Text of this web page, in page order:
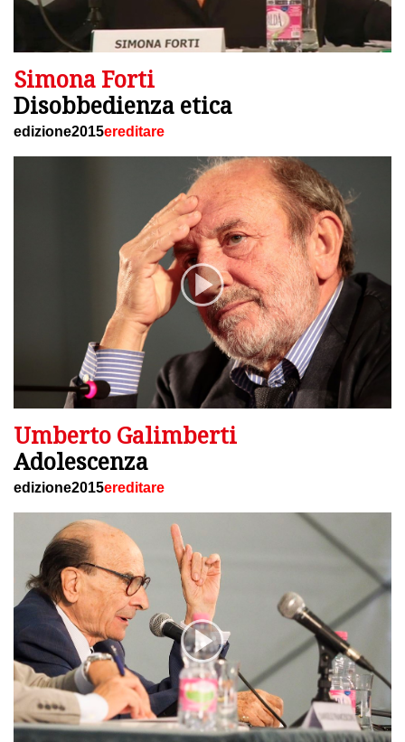
Simona Forti
Disobbedienza etica
edizione2015ereditare
Umberto Galimberti
Adolescenza
edizione2015ereditare